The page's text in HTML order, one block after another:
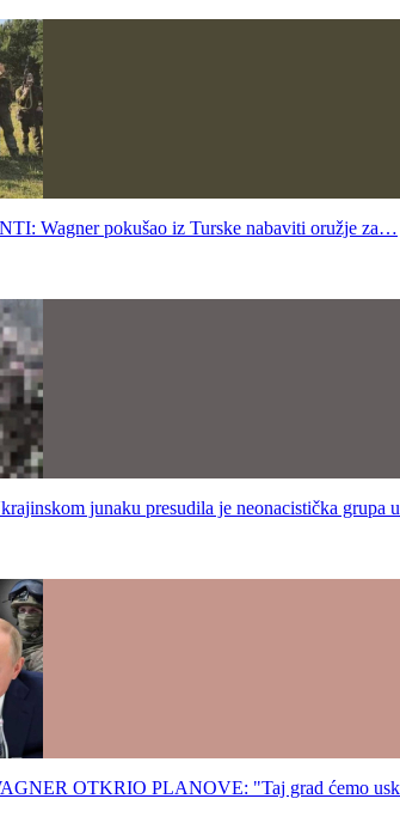
Wagner pokušao iz Turske nabaviti oružje za…
junaku presudila je neonacistička grupa
OTKRIO PLANOVE: "Taj grad ćemo